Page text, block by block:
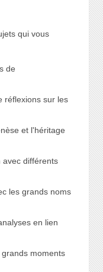
qui vous
de
réflexions sur les
et l'héritage
avec différents
les grands noms
en lien
moments